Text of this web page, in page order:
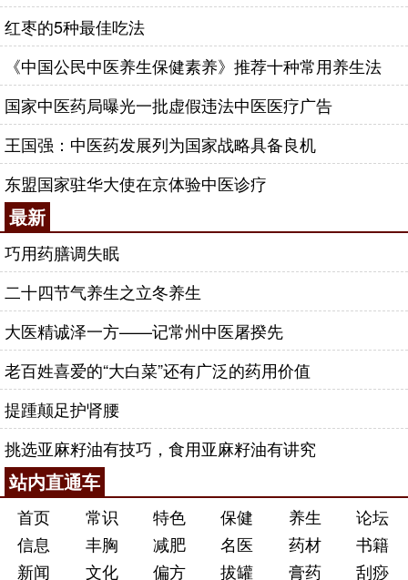
红枣的5种最佳吃法
《中国公民中医养生保健素养》推荐十种常用养生法
国家中医药局曝光一批虚假违法中医医疗广告
王国强：中医药发展列为国家战略具备良机
东盟国家驻华大使在京体验中医诊疗
最新
巧用药膳调失眠
二十四节气养生之立冬养生
大医精诚泽一方——记常州中医屠揆先
老百姓喜爱的“大白菜”还有广泛的药用价值
提踵颠足护肾腰
挑选亚麻籽油有技巧，食用亚麻籽油有讲究
站内直通车
首页 常识 特色 保健 养生
论坛
信息
丰胸 减肥 名医 药材
书籍
新闻
文化 偏方 拔罐 膏药 刮痧